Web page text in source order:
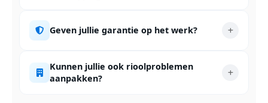
Geven jullie garantie op het werk?
Kunnen jullie ook rioolproblemen
aanpakken?